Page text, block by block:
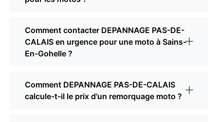
Comment contacter DEPANNAGE PAS-DE-
CALAIS en urgence pour une moto à Sains-
En-Gohelle ?
Comment DEPANNAGE PAS-DE-CALAIS
calcule-t-il le prix d'un remorquage moto ?